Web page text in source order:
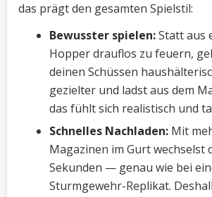
das prägt den gesamten Spielstil:
Bewusster spielen:Statt aus
Hopper drauflos zu feuern,
deinen Schüssen
gezielter und ladst aus dem
das fühlt sich realistisch und
Schnelles Nachladen: Mit
Magazinen im Gurt wechselst
Sekunden — genau wie bei
Sturmgewehr-Replikat.